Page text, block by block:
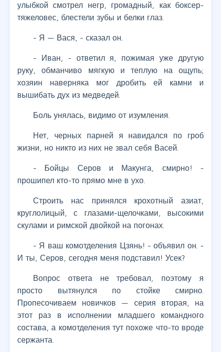
улыбкой смотрел негр, громадный, как боксер-
тяжеловес, блестели зубы и белки глаз.
- Я — Вася, - сказал он.
- Иван, - ответил я, пожимая уже другую
руку, обманчиво мягкую и теплую на ощупь;
хозяин наверняка мог дробить ей камни и
вышибать дух из медведей.
Боль унялась, видимо от изумления.
Нет, черных парней я навидался по гроб
жизни, но никто из них не звал себя Васей.
- Бойцы Серов и Макунга, смирно! -
прошипел кто-то прямо мне в ухо.
Строить нас принялся крохотный азиат,
круглолицый, с глазами-щелочками, высокими
скулами и римской двойкой на погонах.
- Я ваш комотделения Цзянь! - объявил он. -
И ты, Серов, сегодня меня подставил! Усек?
Вопрос ответа не требовал, поэтому я
просто вытянулся по стойке смирно.
Пропесочиваем новичков — серия вторая, на
этот раз в исполнении младшего командного
состава, а комотделения тут похоже что-то вроде
сержанта.